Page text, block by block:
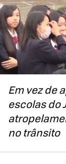
Em vez de
escolas do
no trânsito